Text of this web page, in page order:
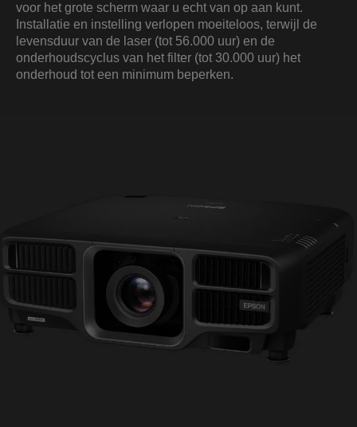
voor het grote scherm waar u echt van op aan kunt.
Installatie en instelling verlopen moeiteloos, terwijl de
levensduur van de laser (tot 56.000 uur) en de
onderhoudscyclus van het filter (tot 30.000 uur) het
onderhoud tot een minimum beperken.